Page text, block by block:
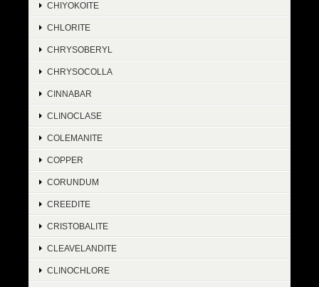
CHIYOKOITE
CHLORITE
CHRYSOBERYL
CHRYSOCOLLA
CINNABAR
CLINOCLASE
COLEMANITE
COPPER
CORUNDUM
CREEDITE
CRISTOBALITE
CLEAVELANDITE
CLINOCHLORE